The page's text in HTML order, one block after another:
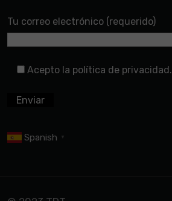
Tu correo electrónico (requerido)
Acepto la política de privacidad.
Spanish ▼